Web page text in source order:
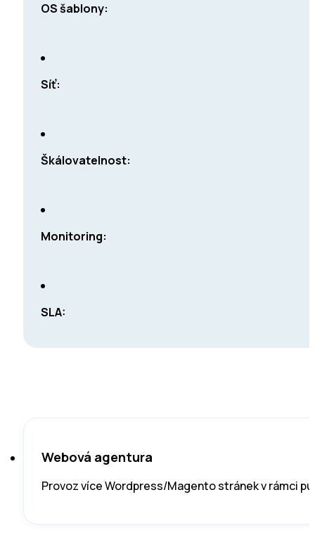
OS šablony:
Síť:
Škálovatelnost:
Monitoring:
SLA:
Webová agentura
Provoz více Wordpress/Magento stránek v rámci